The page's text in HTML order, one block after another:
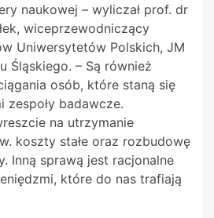
naukowej – wyliczał prof. dr
wiceprzewodniczący
Uniwersytetów Polskich, JM
Śląskiego. – Są również
osób, które staną się
zespoły badawcze.
na utrzymanie
koszty stałe oraz rozbudowę
Inną sprawą jest racjonalne
które do nas trafiają